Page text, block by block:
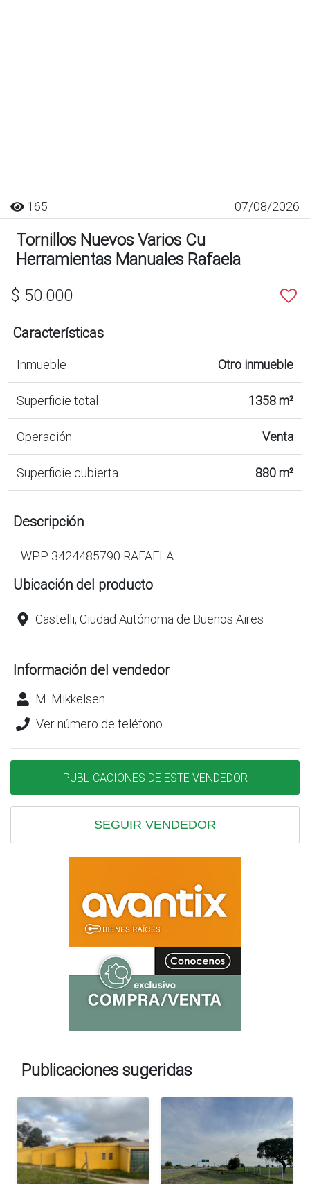
165 07/08/2026
Tornillos Nuevos Varios Cu
Herramientas Manuales Rafaela
$ 50.000
Características
Inmueble Otro inmueble
Superficie total 1358 m²
Operación Venta
Superficie cubierta 880 m²
Descripción
WPP 3424485790 RAFAELA
Ubicación del producto
Castelli, Ciudad Autónoma de Buenos Aires
Información del vendedor
M. Mikkelsen
Ver número de teléfono
PUBLICACIONES DE ESTE VENDEDOR
SEGUIR VENDEDOR
Publicaciones sugeridas